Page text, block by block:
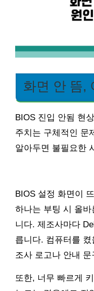
화면 안 뜸,
BIOS 진입 안됨 현
주치는 구체적인 문
알아두면 불필요한
BIOS 설정 화면이
하나는 부팅 시 올
니다. 제조사마다
릅니다. 컴퓨터를
조사 로고나 안내
또한, 너무 빠르게